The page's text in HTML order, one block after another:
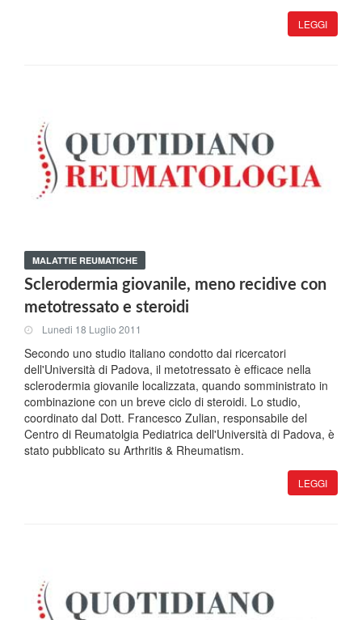
LEGGI
MALATTIE REUMATICHE
Sclerodermia giovanile, meno recidive con
metotressato e steroidi
Lunedi 18 Luglio 2011
Secondo uno studio italiano condotto dai ricercatori
dell'Università di Padova, il metotressato è efficace nella
sclerodermia giovanile localizzata, quando somministrato in
combinazione con un breve ciclo di steroidi. Lo studio,
coordinato dal Dott. Francesco Zulian, responsabile del
Centro di Reumatolgia Pediatrica dell'Università di Padova, è
stato pubblicato su Arthritis & Rheumatism.
LEGGI